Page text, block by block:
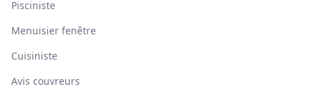
Pisciniste
Menuisier fenêtre
Cuisiniste
Avis couvreurs